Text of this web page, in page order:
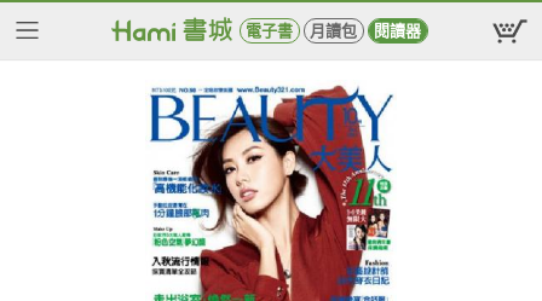
電子書 月讀包 閱讀器